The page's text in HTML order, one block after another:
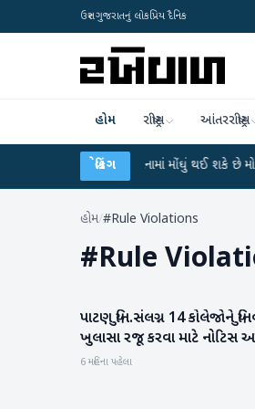
ઉત્તર ગુજરાતનું લોકપ્રિય દૈનિક
હોમ રાષ્ટ્રીય આંતરરાષ્ટ્રીય
બ્રેકિંગ
આગામી 3-4 મહિનામાં મોંઘું થઈ શકે છે મોબાઈલ
હોમ/#Rule Violations
#Rule
પાટણ
પાટણ યુનિ.સંલગ્ન 14 કોલેજોને
ખુલાસા રજૂ કરવા માટે નોટિસ
6 મહિના પહેલા